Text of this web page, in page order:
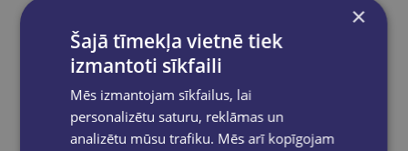
×
Šajā tīmekļa vietnē tiek
izmantoti sīkfaili
Mēs izmantojam sīkfailus, lai
personalizētu saturu, reklāmas un
analizētu mūsu trafiku. Mēs arī kopīgojam